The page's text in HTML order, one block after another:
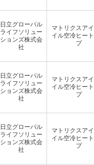
日立グローバル
ライフソリュー
ションズ株式会
社
マトリクスア
イル空冷ヒー
プ
日立グローバル
ライフソリュー
ションズ株式会
社
マトリクスア
イル空冷ヒー
プ
日立グローバル
ライフソリュー
ションズ株式会
社
マトリクスア
イル空冷ヒー
プ